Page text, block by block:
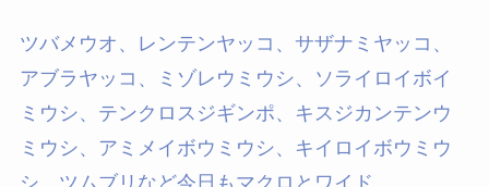
ツバメウオ、レンテンヤッコ、サザナミヤッコ、
アブラヤッコ、ミゾレウミウシ、ソライロイボイ
ミウシ、テンクロスジギンポ、キスジカンテンウ
ミウシ、アミメイボウミウシ、キイロイボウミウ
シ、ツムブリなど今日もマクロとワイド